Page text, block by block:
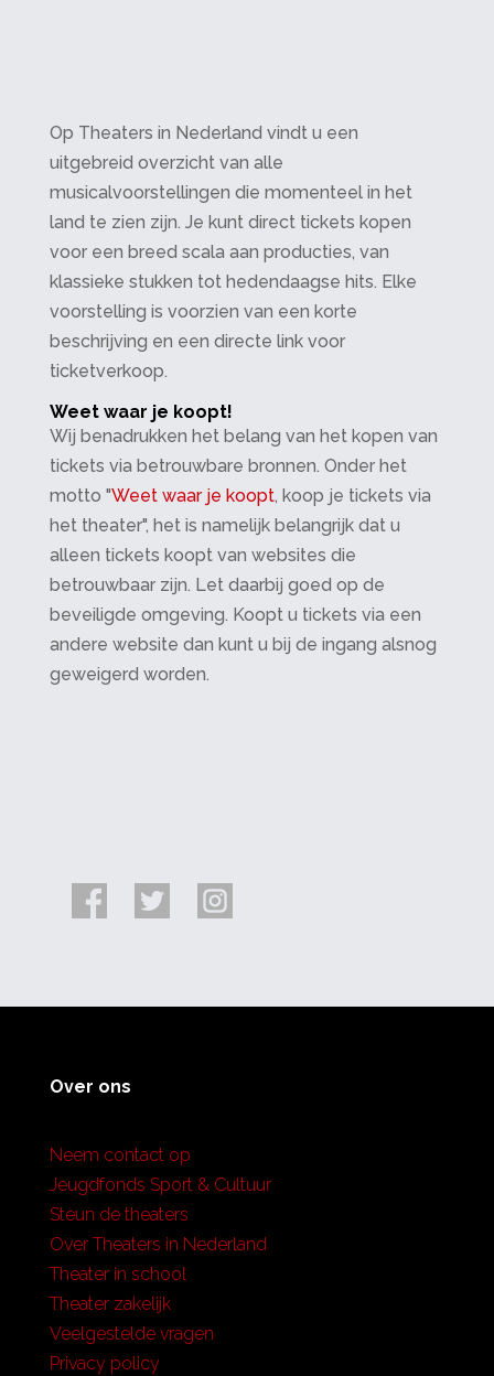
Op Theaters in Nederland vindt u een
uitgebreid overzicht van alle
musicalvoorstellingen die momenteel in het
land te zien zijn. Je kunt direct tickets kopen
voor een breed scala aan producties, van
klassieke stukken tot hedendaagse hits. Elke
voorstelling is voorzien van een korte
beschrijving en een directe link voor
ticketverkoop.
Weet waar je koopt!
Wij benadrukken het belang van het kopen van
tickets via betrouwbare bronnen. Onder het
motto "Weet waar je koopt, koop je tickets via
het theater", het is namelijk belangrijk dat u
alleen tickets koopt van websites die
betrouwbaar zijn. Let daarbij goed op de
beveiligde omgeving. Koopt u tickets via een
andere website dan kunt u bij de ingang alsnog
geweigerd worden.
Over ons
Neem contact op
Jeugdfonds Sport & Cultuur
Steun de theaters
Over Theaters in Nederland
Theater in school
Theater zakelijk
Veelgestelde vragen
Privacy policy